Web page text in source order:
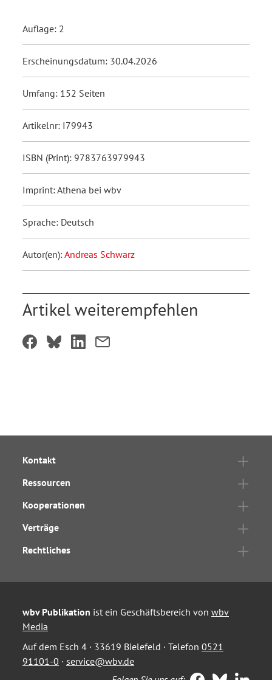
Auflage: 2
Erscheinungsdatum: 30.04.2026
Umfang: 152 Seiten
Artikelnr: I79943
ISBN (Print): 9783763979943
Imprint: Athena bei wbv
Sprache: Deutsch
Autor(en):Andreas Schwarz
Artikel weiterempfehlen
Kontakt
Ressourcen
Kooperationen
Verträge
Rechtliches
wbv Publikation ist ein Geschäftsbereich von wbv
Media
Auf dem Esch 4 · 33619 Bielefeld · Telefon 0521
91101-0 · service@wbv.de